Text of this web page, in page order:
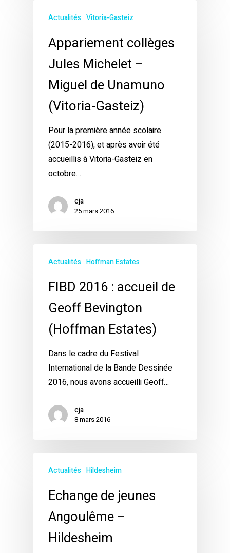
Actualités Vitoria-Gasteiz
Appariement collèges
Jules Michelet –
Miguel de Unamuno
(Vitoria-Gasteiz)
Pour la première année scolaire
(2015-2016), et après avoir été
accueillis à Vitoria-Gasteiz en
octobre…
cja
25 mars 2016
Actualités Hoffman Estates
FIBD 2016 : accueil de
Geoff Bevington
(Hoffman Estates)
Dans le cadre du Festival
International de la Bande Dessinée
2016, nous avons accueilli Geoff…
cja
8 mars 2016
Actualités Hildesheim
Echange de jeunes
Angoulême –
Hildesheim